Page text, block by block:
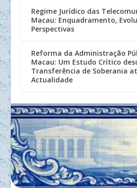
Regime Jurídico das
Macau: Enquadramento,
Perspectivas
Reforma da Administração
Macau: Um Estudo Crítico
Transferência de Soberania
Actualidade